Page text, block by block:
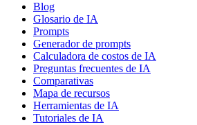
Blog
Glosario de IA
Prompts
Generador de prompts
Calculadora de costos de IA
Preguntas frecuentes de IA
Comparativas
Mapa de recursos
Herramientas de IA
Tutoriales de IA